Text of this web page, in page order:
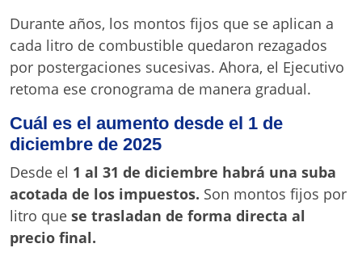
Durante años, los montos fijos que se aplican a
cada litro de combustible quedaron rezagados
por postergaciones sucesivas. Ahora, el Ejecutivo
retoma ese cronograma de manera gradual.
Cuál es el aumento desde el 1 de
diciembre de 2025
Desde el 1 al 31 de diciembre habrá una suba
acotada de los impuestos. Son montos fijos por
litro que se trasladan de forma directa al
precio final.